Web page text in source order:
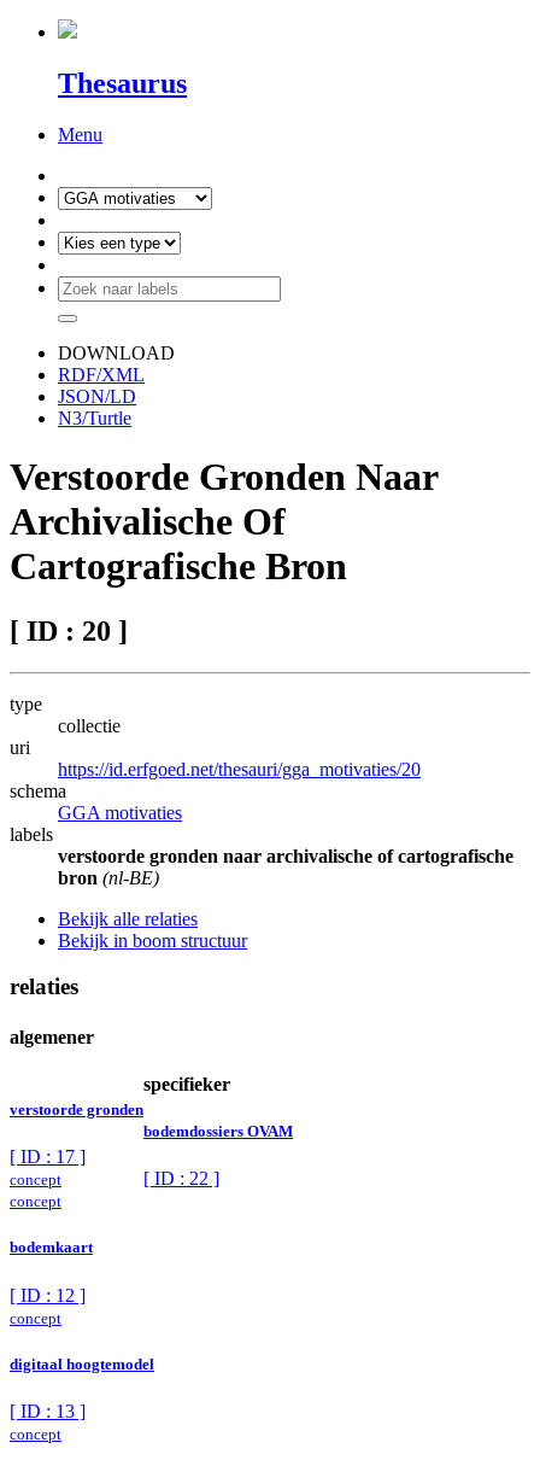
Thesaurus
Menu
DOWNLOAD
RDF/XML
JSON/LD
N3/Turtle
Verstoorde Gronden Naar
Archivalische Of
Cartografische Bron
[ ID : 20 ]
type
collectie
uri
https://id.erfgoed.net/thesauri/gga_motivaties/20
schema
GGA motivaties
labels
verstoorde gronden naar archivalische of cartografische
bron (nl-BE)
Bekijk alle relaties
Bekijk in boom structuur
relaties
algemener
verstoorde gronden
[ ID : 17 ]
concept
specifieker
bodemdossiers OVAM
[ ID : 22 ]
concept
bodemkaart
[ ID : 12 ]
concept
digitaal hoogtemodel
[ ID : 13 ]
concept